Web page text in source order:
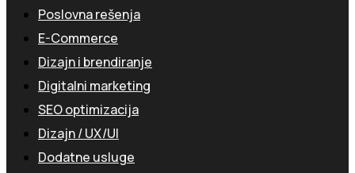
Poslovna rešenja
E-Commerce
Dizajn i brendiranje
Digitalni marketing
SEO optimizacija
Dizajn / UX/UI
Dodatne usluge